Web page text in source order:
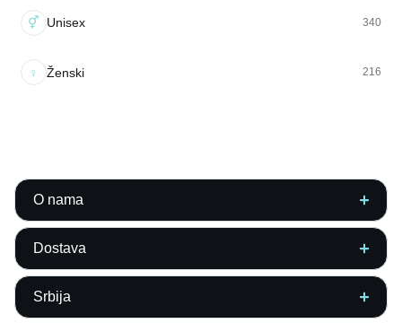
⚥ Unisex 340
♀ Ženski 216
O nama
Dostava
Srbija